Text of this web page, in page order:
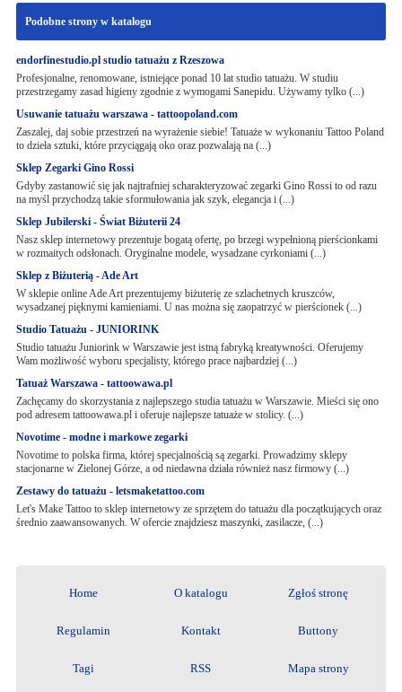
Podobne strony w katalogu
endorfinestudio.pl studio tatuażu z Rzeszowa
Profesjonalne, renomowane, istniejące ponad 10 lat studio tatuażu. W studiu
przestrzegamy zasad higieny zgodnie z wymogami Sanepidu. Używamy tylko (...)
Usuwanie tatuażu warszawa - tattoopoland.com
Zaszalej, daj sobie przestrzeń na wyrażenie siebie! Tatuaże w wykonaniu Tattoo Poland
to dzieła sztuki, które przyciągają oko oraz pozwalają na (...)
Sklep Zegarki Gino Rossi
Gdyby zastanowić się jak najtrafniej scharakteryzować zegarki Gino Rossi to od razu
na myśl przychodzą takie sformułowania jak szyk, elegancja i (...)
Sklep Jubilerski - Świat Biżuterii 24
Nasz sklep internetowy prezentuje bogatą ofertę, po brzegi wypełnioną pierścionkami
w rozmaitych odsłonach. Oryginalne modele, wysadzane cyrkoniami (...)
Sklep z Biżuterią - Ade Art
W sklepie online Ade Art prezentujemy biżuterię ze szlachetnych kruszców,
wysadzanej pięknymi kamieniami. U nas można się zaopatrzyć w pierścionek (...)
Studio Tatuażu - JUNIORINK
Studio tatuażu Juniorink w Warszawie jest istną fabryką kreatywności. Oferujemy
Wam możliwość wyboru specjalisty, którego prace najbardziej (...)
Tatuaż Warszawa - tattoowawa.pl
Zachęcamy do skorzystania z najlepszego studia tatuażu w Warszawie. Mieści się ono
pod adresem tattoowawa.pl i oferuje najlepsze tatuaże w stolicy. (...)
Novotime - modne i markowe zegarki
Novotime to polska firma, której specjalnością są zegarki. Prowadzimy sklepy
stacjonarne w Zielonej Górze, a od niedawna działa również nasz firmowy (...)
Zestawy do tatuażu - letsmaketattoo.com
Let's Make Tattoo to sklep internetowy ze sprzętem do tatuażu dla początkujących oraz
średnio zaawansowanych. W ofercie znajdziesz maszynki, zasilacze, (...)
Home O katalogu Zgłoś stronę
Regulamin Kontakt Buttony
Tagi RSS Mapa strony